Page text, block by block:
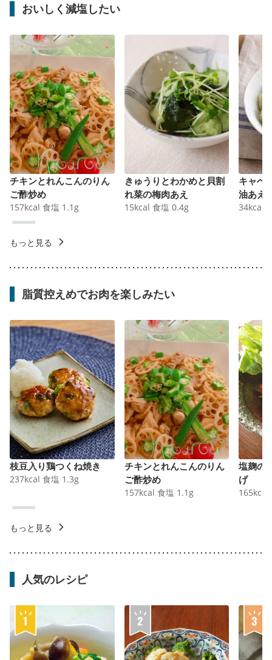
おいしく減塩したい
チキンとれんこんのりん
ご酢炒め
157kcal 食塩 1.1 g
きゅうりとわかめと貝割
れ菜の梅肉あえ
15kcal 食塩 0.4g
キャベ
油あえ
34kcal
もっと見る
脂質控えめでお肉を楽しみたい
枝豆入り鶏つくね焼き
237kcal 食塩 1.3g
チキンとれんこんのりん
ご酢炒め
157kcal 食塩 1.1 g
塩麹の
げ
165kcal
もっと見る
人気のレシピ